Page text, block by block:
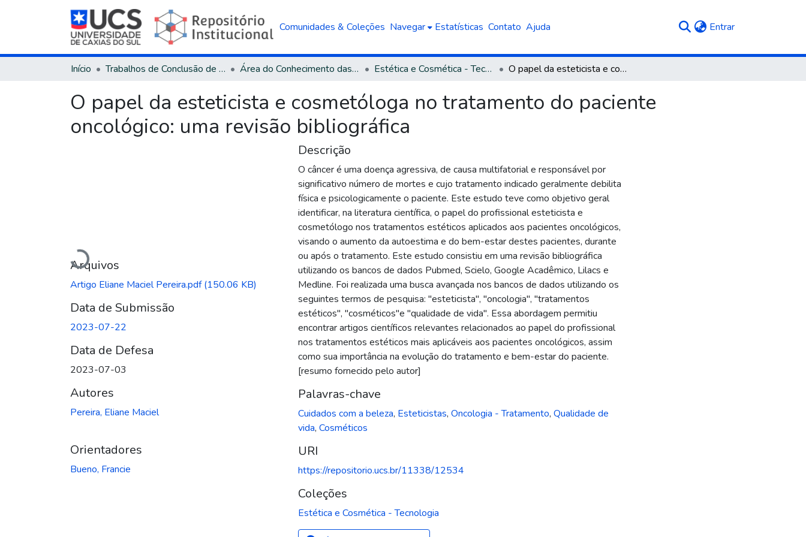
Comunidades & Coleções Navegar Estatísticas Contato Ajuda Entrar(current)
Início Trabalhos de Conclusão de Curso Área do Conhecimento das Ciências da Saúde Estética e Cosmética - Tecnologia O papel da esteticista e cosmetóloga no tratamento do paciente oncológico: uma revisão bibliográfica
O papel da esteticista e cosmetóloga no tratamento do paciente
oncológico: uma revisão bibliográfica
Carregando...
Arquivos
Artigo Eliane Maciel Pereira.pdf(150.06 KB)
Data de Submissão
2023-07-22
Data de Defesa
2023-07-03
Autores
Pereira, Eliane Maciel
Orientadores
Bueno, Francie
Descrição
O câncer é uma doença agressiva, de causa multifatorial e responsável por
significativo número de mortes e cujo tratamento indicado geralmente debilita
física e psicologicamente o paciente. Este estudo teve como objetivo geral
identificar, na literatura científica, o papel do profissional esteticista e
cosmetólogo nos tratamentos estéticos aplicados aos pacientes oncológicos,
visando o aumento da autoestima e do bem-estar destes pacientes, durante
ou após o tratamento. Este estudo consistiu em uma revisão bibliográfica
utilizando os bancos de dados Pubmed, Scielo, Google Acadêmico, Lilacs e
Medline. Foi realizada uma busca avançada nos bancos de dados utilizando os
seguintes termos de pesquisa: "esteticista", "oncologia", "tratamentos
estéticos", "cosméticos"e "qualidade de vida". Essa abordagem permitiu
encontrar artigos científicos relevantes relacionados ao papel do profissional
nos tratamentos estéticos mais aplicáveis aos pacientes oncológicos, assim
como sua importância na evolução do tratamento e bem-estar do paciente.
[resumo fornecido pelo autor]
Palavras-chave
Cuidados com a beleza, Esteticistas, Oncologia - Tratamento, Qualidade de
vida, Cosméticos
URI
https://repositorio.ucs.br/11338/12534
Coleções
Estética e Cosmética - Tecnologia